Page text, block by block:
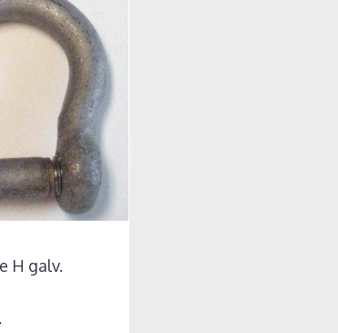
H galv.